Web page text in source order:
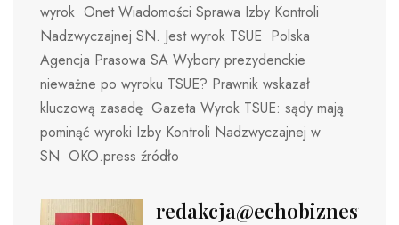
wyrok Onet Wiadomości Sprawa Izby Kontroli
Nadzwyczajnej SN. Jest wyrok TSUE Polska
Agencja Prasowa SA Wybory prezydenckie
nieważne po wyroku TSUE? Prawnik wskazał
kluczową zasadę Gazeta Wyrok TSUE: sądy mają
pominąć wyroki Izby Kontroli Nadzwyczajnej w
SN OKO.press źródło
redakcja@echobiznesu.pl